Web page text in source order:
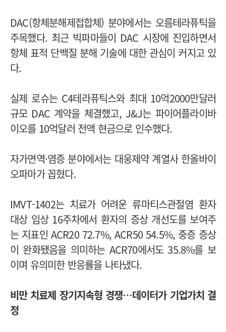
DAC(항체분해제접합체) 분야에서는 오름테라퓨틱을
주목했다. 최근 빅파마들이 DAC 시장에 진입하면서
항체 표적 단백질 분해 기술에 대한 관심이 커지고 있
다.
실제 로슈는 C4테라퓨틱스와 최대 10억2000만달러
규모 DAC 계약을 체결했고, J&J는 파이어플라이바
이오를 10억달러 전액 현금으로 인수했다.
자가면역·염증 분야에서는 대웅제약 계열사 한올바이
오파마가 꼽혔다.
IMVT-1402는 치료가 어려운 류마티스관절염 환자
대상 임상 16주차에서 환자의 증상 개선도를 보여주
는 지표인 ACR20 72.7%, ACR50 54.5%, 중증 증상
이 완화됐음을 의미하는 ACR70에서도 35.8%를 보
이며 유의미한 반응률을 나타냈다.
비만 치료제 장기지속형 경쟁…데이터가 기업가치 결
정